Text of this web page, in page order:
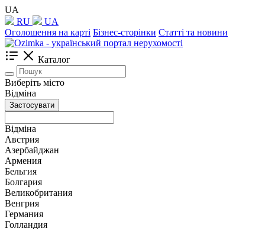
UA
RU
UA
Оголошення на карті Бізнес-сторінки Статті та новини
Каталог
Виберіть місто
Відміна
Застосувати
Відміна
Австрия
Азербайджан
Армения
Бельгия
Болгария
Великобритания
Венгрия
Германия
Голландия